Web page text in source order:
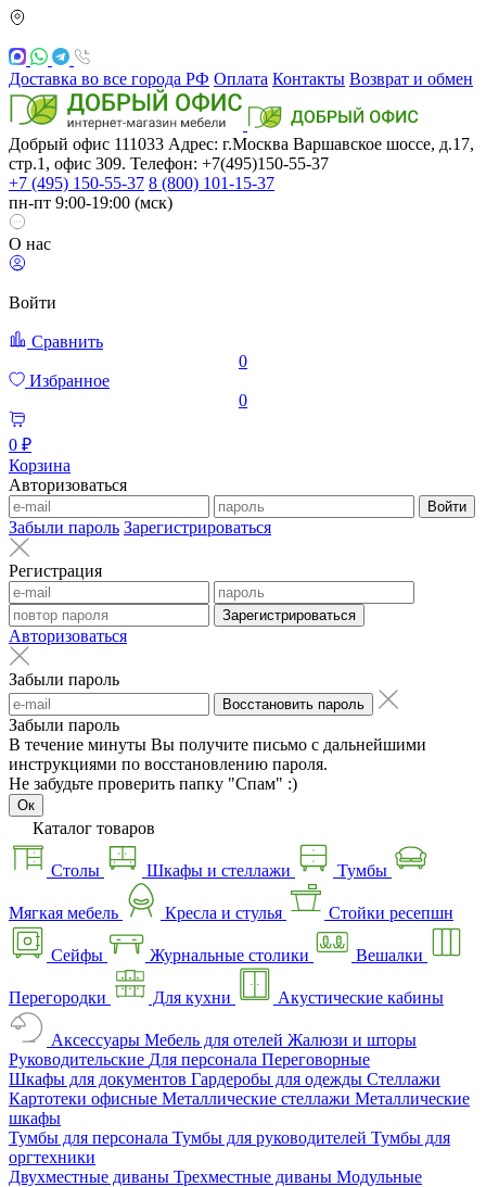
Доставка во все города РФ Оплата Контакты Возврат и обмен
Добрый офис 111033 Адрес: г.Москва Варшавское шоссе, д.17,
стр.1, офис 309. Телефон: +7(495)150-55-37
+7 (495) 150-55-37 8 (800) 101-15-37
пн-пт 9:00-19:00 (мск)
О нас
Войти
Сравнить
0
Избранное
0
0 ₽
Корзина
Авторизоваться
Войти
Забыли пароль Зарегистрироваться
Регистрация
Зарегистрироваться
Авторизоваться
Забыли пароль
Восстановить пароль
Забыли пароль
В течение минуты Вы получите письмо с дальнейшими
инструкциями по восстановлению пароля.
Не забудьте проверить папку "Спам" :)
Ок
Каталог товаров
Столы Шкафы и стеллажи Тумбы
Мягкая мебель Кресла и стулья Стойки ресепшн
Сейфы Журнальные столики Вешалки
Перегородки Для кухни Акустические кабины
Аксессуары Мебель для отелей Жалюзи и шторы
Руководительские Для персонала Переговорные
Шкафы для документов Гардеробы для одежды Стеллажи
Картотеки офисные Металлические стеллажи Металлические
шкафы
Тумбы для персонала Тумбы для руководителей Тумбы для
оргтехники
Двухместные диваны Трехместные диваны Модульные